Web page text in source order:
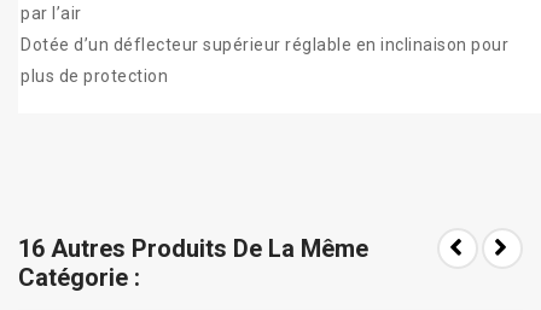
par l’air
Dotée d’un déflecteur supérieur réglable en inclinaison pour
plus de protection
16 Autres Produits De La Même
Catégorie :